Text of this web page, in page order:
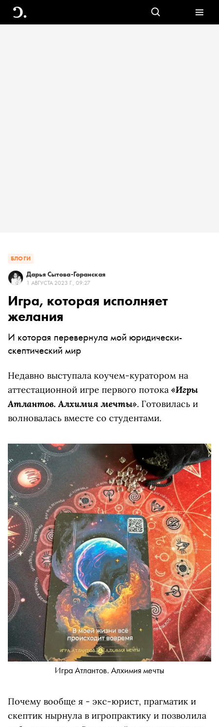
БЛОГИ
Дарья Сытова-Горанская
1 АВГУСТА 2023 Г., 09:27
Игра, которая исполняет
желания
И которая перевернула мой юридически-
скептический мир
Недавно выступала коучем-куратором на
аттестационной игре первого потока «Игры
Атлантов. Алхимия мечты». Готовилась и
волновалась вместе со студентами.
Игра Атлантов. Алхимия мечты
Почему вообще я - экс-юрист, прагматик и
скептик нырнула в игропрактику и позволила